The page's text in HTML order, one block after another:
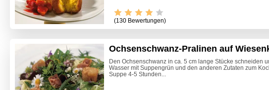
(130 Bewertungen)
Ochsenschwanz-Pralinen auf
Den Ochsenschwanz in ca. 5 cm lange Stücke schneiden
Wasser mit Suppengrün und den anderen Zutaten zum
Suppe 4-5 Stunden...
Marillenkuchen